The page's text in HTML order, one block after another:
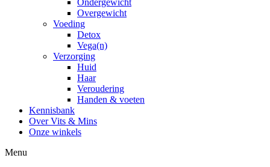
Ondergewicht
Overgewicht
Voeding
Detox
Vega(n)
Verzorging
Huid
Haar
Veroudering
Handen & voeten
Kennisbank
Over Vits & Mins
Onze winkels
Menu